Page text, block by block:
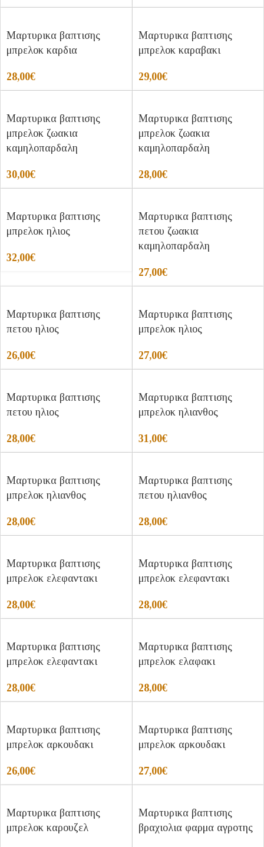
Μαρτυρικα βαπτισης
μπρελοκ καρδια
28,00€
Μαρτυρικα βαπτισης
μπρελοκ καραβακι
29,00€
Μαρτυρικα βαπτισης
μπρελοκ ζωακια
καμηλοπαρδαλη
30,00€
Μαρτυρικα βαπτισης
μπρελοκ ζωακια
καμηλοπαρδαλη
28,00€
Μαρτυρικα βαπτισης
μπρελοκ ηλιος
32,00€
Μαρτυρικα βαπτισης
πετου ζωακια
καμηλοπαρδαλη
27,00€
Μαρτυρικα βαπτισης
πετου ηλιος
26,00€
Μαρτυρικα βαπτισης
μπρελοκ ηλιος
27,00€
Μαρτυρικα βαπτισης
πετου ηλιος
28,00€
Μαρτυρικα βαπτισης
μπρελοκ ηλιανθος
31,00€
Μαρτυρικα βαπτισης
μπρελοκ ηλιανθος
28,00€
Μαρτυρικα βαπτισης
πετου ηλιανθος
28,00€
Μαρτυρικα βαπτισης
μπρελοκ ελεφαντακι
28,00€
Μαρτυρικα βαπτισης
μπρελοκ ελεφαντακι
28,00€
Μαρτυρικα βαπτισης
μπρελοκ ελεφαντακι
28,00€
Μαρτυρικα βαπτισης
μπρελοκ ελαφακι
28,00€
Μαρτυρικα βαπτισης
μπρελοκ αρκουδακι
26,00€
Μαρτυρικα βαπτισης
μπρελοκ αρκουδακι
27,00€
Μαρτυρικα βαπτισης
μπρελοκ καρουζελ
Μαρτυρικα βαπτισης
βραχιολια φαρμα αγροτης